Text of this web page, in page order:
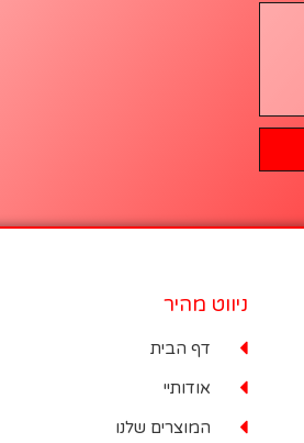
ניווט מהיר
דף הבית
אודותיי
המוצרים שלנו